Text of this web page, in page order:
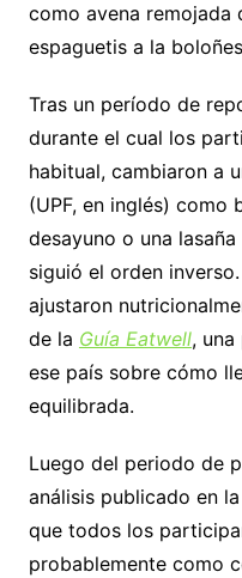
como avena remojada
espaguetis a la
Tras un período de
durante el cual los
habitual, cambiaron a
(UPF, en inglés) como
desayuno o una
siguió el orden
ajustaron
de la Guía Eatwell,
ese país sobre cómo
equilibrada.
Luego del periodo de
análisis publicado en la
que todos los
probablemente como